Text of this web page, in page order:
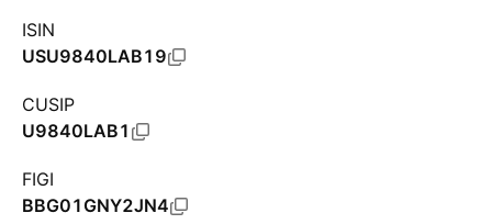
ISIN
USU9840LAB19
CUSIP
U9840LAB1
FIGI
BBG01GNY2JN4